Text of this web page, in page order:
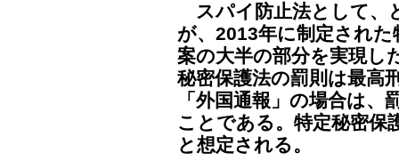
スパイ防止法として、
が、2013年に制定され
案の大半の部分を実現
秘密保護法の罰則は最高
「外国通報」の場合は
ことである。特定秘密保
と想定される。